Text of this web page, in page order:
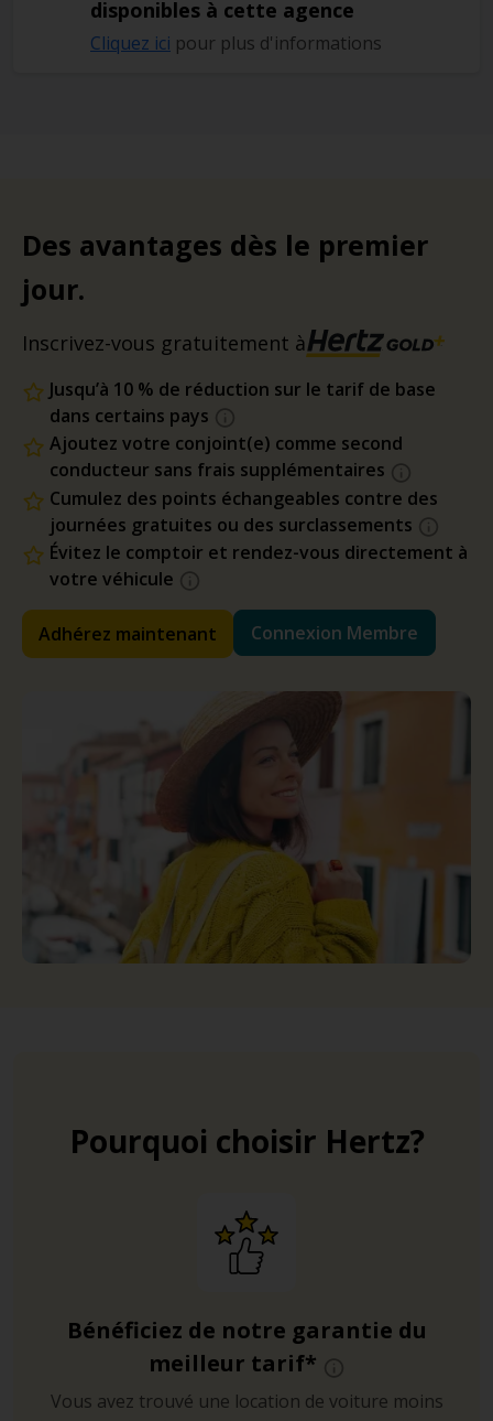
disponibles à cette agence
Cliquez ici pour plus d'informations
Des avantages dès le premier
jour.
Inscrivez-vous gratuitement à
Jusqu’à 10 % de réduction sur le tarif de base
dans certains pays
Ajoutez votre conjoint(e) comme second
conducteur sans frais supplémentaires
Cumulez des points échangeables contre des
journées gratuites ou des surclassements
Évitez le comptoir et rendez-vous directement à
votre véhicule
Adhérez maintenant Connexion Membre
Pourquoi choisir Hertz?
Bénéficiez de notre garantie du
meilleur tarif*
Vous avez trouvé une location de voiture moins